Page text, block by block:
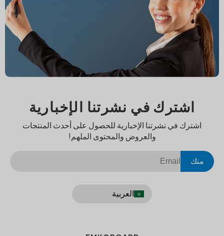
اشترك في نشرتنا الإخبارية
اشترك في نشرتنا الإخبارية للحصول على أحدث المنتجات
والعروض والمحتوى الملهم!
منك
العربية